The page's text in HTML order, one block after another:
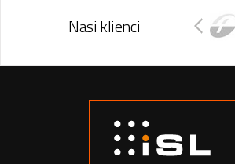
Nasi klienci